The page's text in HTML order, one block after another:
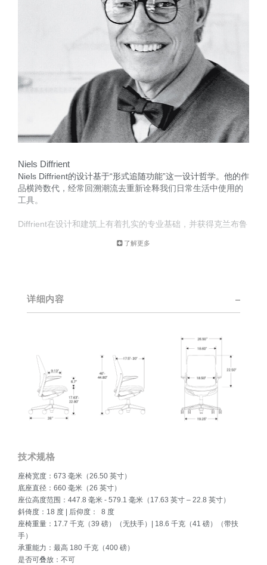
Niels Diffrient
Niels Diffrient的设计基于“形式追随功能”这一设计哲学。他的作
品横跨数代，经常回溯潮流去重新诠释我们日常生活中使用的
工具。
Diffrient在设计和建筑上有着扎实的专业基础，并获得克兰布鲁
的知识融入到自身实用性强、在美学上永不过时的设计中。
创作的作品到如今为Humanscale设计的作品，Diffrient富有远
的设计方面（特别是座椅类）。在座椅的设计上他已经取得多
项突破，包括用于座椅高度调节的气压缸和八向自动斜靠。
了解更多
详细内容
技术规格
座椅宽度：673 毫米（26.50 英寸）
底座直径：660 毫米（26 英寸）
座位高度范围：447.8 毫米 - 579.1 毫米（17.63 英寸 – 22.8 英寸）
斜倚度：18 度 | 后仰度： 8 度
座椅重量：17.7 千克（39 磅）（无扶手）| 18.6 千克（41 磅）（带扶
手）
承重能力：最高 180 千克（400 磅）
是否可叠放：不可